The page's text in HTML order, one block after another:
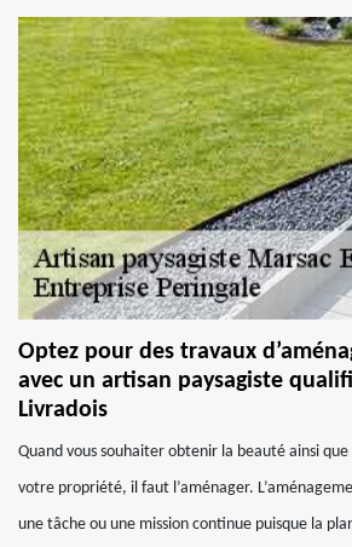
Optez pour des travaux
avec un artisan paysagiste
Livradois
Quand vous souhaiter obtenir la beauté ainsi
votre propriété, il faut l’aménager.
une tâche ou une mission continue puisque la